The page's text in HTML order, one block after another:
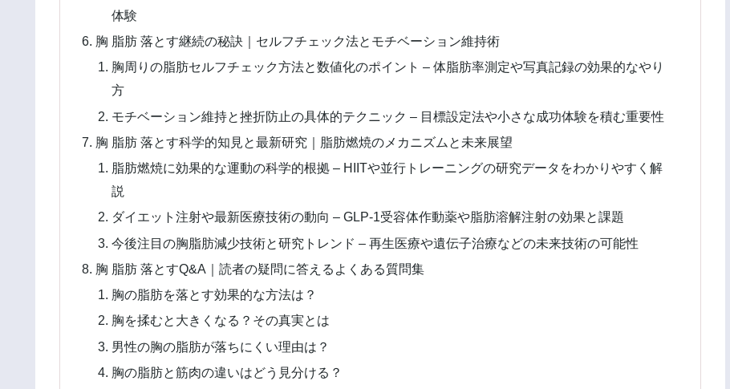
体験
胸 脂肪 落とす継続の秘訣｜セルフチェック法とモチベーション維持術
胸周りの脂肪セルフチェック方法と数値化のポイント – 体脂肪率測定や写真記録の効果的なやり
方
モチベーション維持と挫折防止の具体的テクニック – 目標設定法や小さな成功体験を積む重要性
胸 脂肪 落とす科学的知見と最新研究｜脂肪燃焼のメカニズムと未来展望
脂肪燃焼に効果的な運動の科学的根拠 – HIITや並行トレーニングの研究データをわかりやすく解
説
ダイエット注射や最新医療技術の動向 – GLP-1受容体作動薬や脂肪溶解注射の効果と課題
今後注目の胸脂肪減少技術と研究トレンド – 再生医療や遺伝子治療などの未来技術の可能性
胸 脂肪 落とすQ&A｜読者の疑問に答えるよくある質問集
胸の脂肪を落とす効果的な方法は？
胸を揉むと大きくなる？その真実とは
男性の胸の脂肪が落ちにくい理由は？
胸の脂肪と筋肉の違いはどう見分ける？